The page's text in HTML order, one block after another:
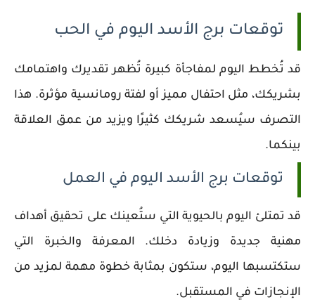
توقعات برج الأسد اليوم في الحب
قد تُخطط اليوم لمفاجأة كبيرة تُظهر تقديرك واهتمامك
بشريكك، مثل احتفال مميز أو لفتة رومانسية مؤثرة. هذا
التصرف سيُسعد شريكك كثيرًا ويزيد من عمق العلاقة
بينكما.
توقعات برج الأسد اليوم في العمل
قد تمتلئ اليوم بالحيوية التي ستُعينك على تحقيق أهداف
مهنية جديدة وزيادة دخلك. المعرفة والخبرة التي
ستكتسبها اليوم، ستكون بمثابة خطوة مهمة لمزيد من
الإنجازات في المستقبل.